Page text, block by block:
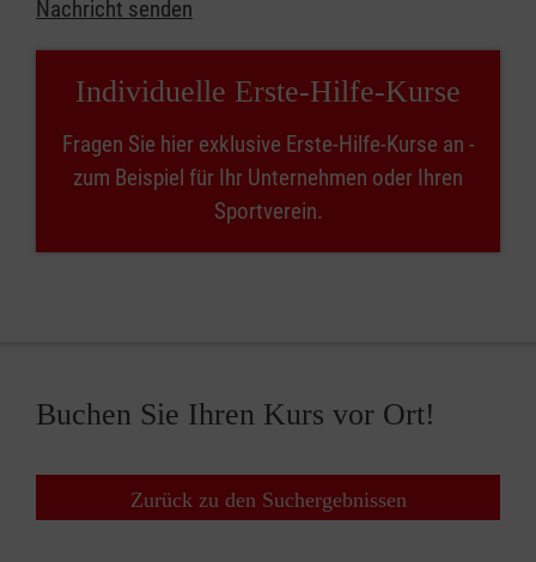
Nachricht senden
Individuelle Erste-Hilfe-Kurse
Fragen Sie hier exklusive Erste-Hilfe-Kurse an -
zum Beispiel für Ihr Unternehmen oder Ihren
Sportverein.
Buchen Sie Ihren Kurs vor Ort!
Zurück zu den Suchergebnissen